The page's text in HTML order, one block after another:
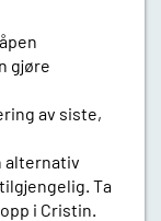
gjøre
av siste,
alternativ
Ta
i Cristin.